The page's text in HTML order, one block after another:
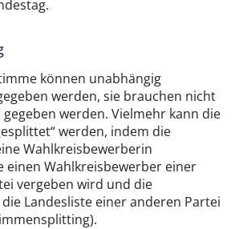
können unabhängig
werden, sie brauchen nicht
werden. Vielmehr kann die
werden, indem die
Wahlkreisbewerberin
einen Wahlkreisbewerber einer
vergeben wird und die
Landesliste einer anderen Partei